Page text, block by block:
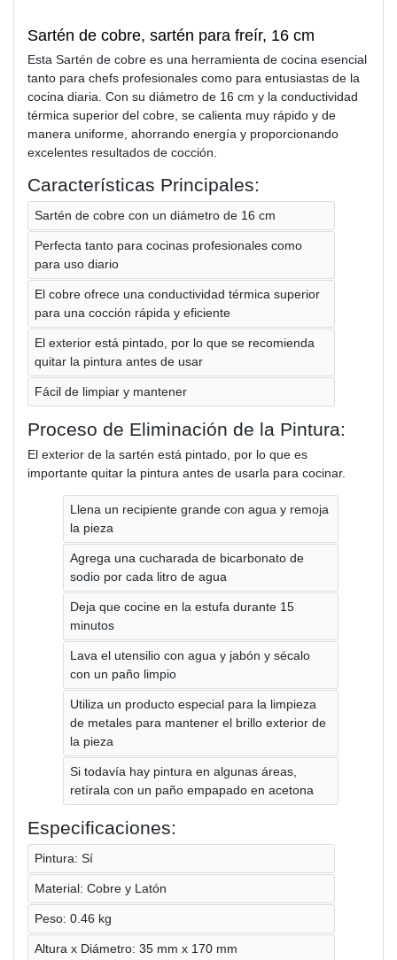
Sartén de cobre, sartén para freír, 16 cm
Esta Sartén de cobre es una herramienta de cocina esencial
tanto para chefs profesionales como para entusiastas de la
cocina diaria. Con su diámetro de 16 cm y la conductividad
térmica superior del cobre, se calienta muy rápido y de
manera uniforme, ahorrando energía y proporcionando
excelentes resultados de cocción.
Características Principales:
Sartén de cobre con un diámetro de 16 cm
Perfecta tanto para cocinas profesionales como
para uso diario
El cobre ofrece una conductividad térmica superior
para una cocción rápida y eficiente
El exterior está pintado, por lo que se recomienda
quitar la pintura antes de usar
Fácil de limpiar y mantener
Proceso de Eliminación de la Pintura:
El exterior de la sartén está pintado, por lo que es
importante quitar la pintura antes de usarla para cocinar.
Llena un recipiente grande con agua y remoja
la pieza
Agrega una cucharada de bicarbonato de
sodio por cada litro de agua
Deja que cocine en la estufa durante 15
minutos
Lava el utensilio con agua y jabón y sécalo
con un paño limpio
Utiliza un producto especial para la limpieza
de metales para mantener el brillo exterior de
la pieza
Si todavía hay pintura en algunas áreas,
retírala con un paño empapado en acetona
Especificaciones:
Pintura: Sí
Material: Cobre y Latón
Peso: 0.46 kg
Altura x Diámetro: 35 mm x 170 mm